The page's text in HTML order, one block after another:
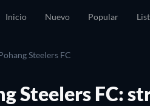
Inicio Nuevo Popular
Steelers FC
Steelers FC: